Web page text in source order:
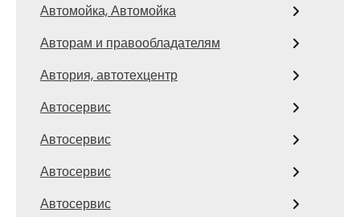
Автомойка, Автомойка
Авторам и правообладателям
Автория, автотехцентр
Автосервис
Автосервис
Автосервис
Автосервис